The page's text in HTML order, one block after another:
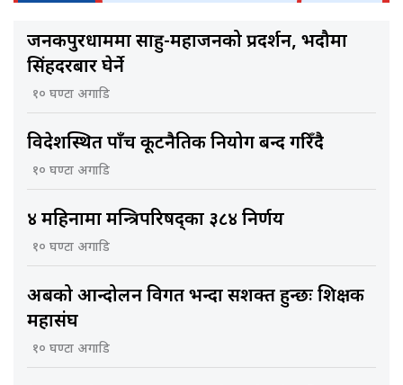
जनकपुरधाममा साहु-महाजनको प्रदर्शन, भदौमा
सिंहदरबार घेर्ने
१० घण्टा अगाडि
विदेशस्थित पाँच कूटनैतिक नियोग बन्द गरिँदै
१० घण्टा अगाडि
४ महिनामा मन्त्रिपरिषद्का ३८४ निर्णय
१० घण्टा अगाडि
अबको आन्दोलन विगत भन्दा सशक्त हुन्छः शिक्षक
महासंघ
१० घण्टा अगाडि